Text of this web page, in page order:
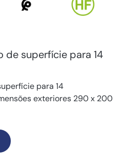
superfície para 14
para 14
exteriores 290 x 200